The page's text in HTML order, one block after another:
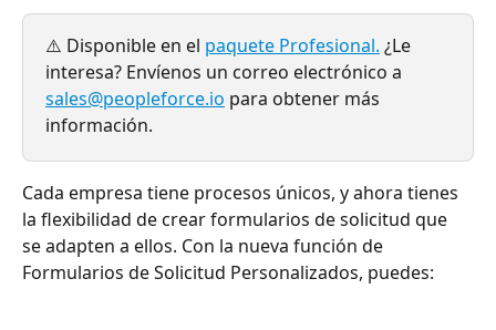
⚠️ Disponible en el paquete Profesional. ¿Le
interesa? Envíenos un correo electrónico a
sales@peopleforce.io para obtener más
información.
Cada empresa tiene procesos únicos, y ahora tienes
la flexibilidad de crear formularios de solicitud que
se adapten a ellos. Con la nueva función de
Formularios de Solicitud Personalizados, puedes: